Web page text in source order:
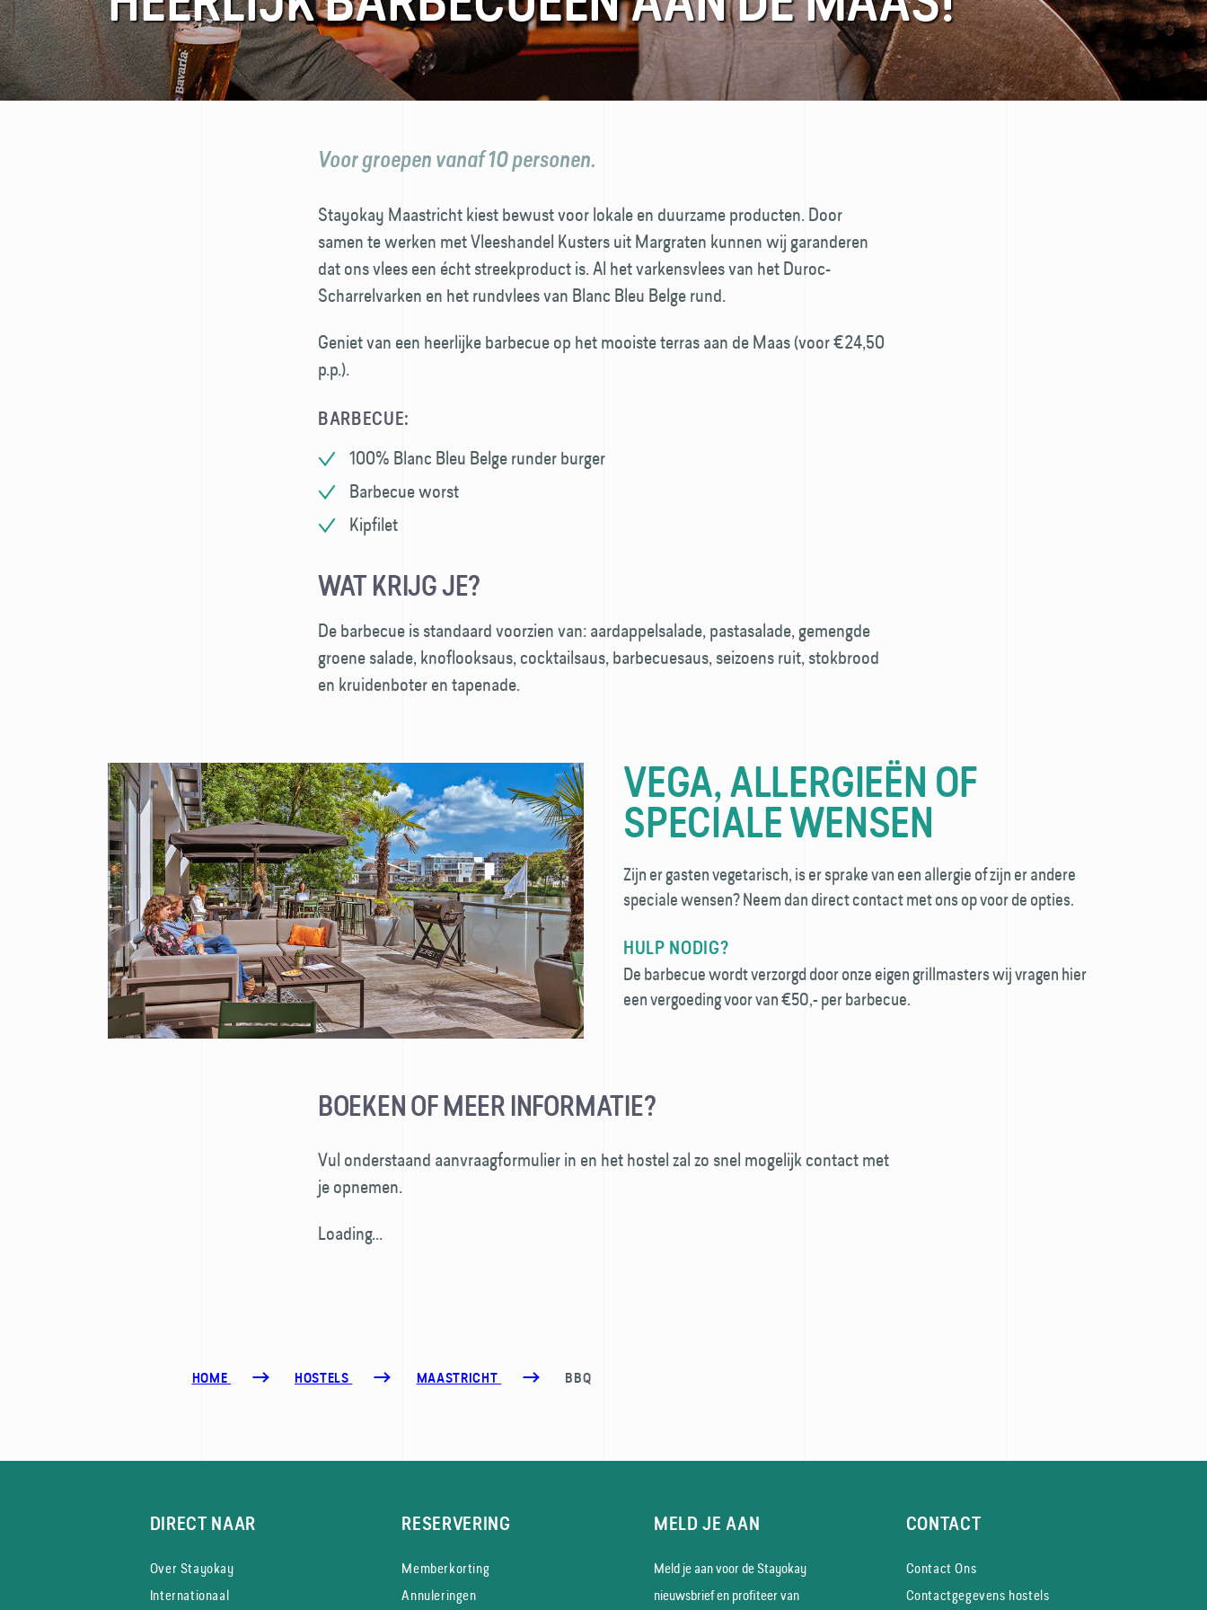
FAQ
Voor groepen vanaf 10 personen.
Stayokay Maastricht kiest bewust voor lokale en duurzame producten. Door
samen te werken met Vleeshandel Kusters uit Margraten kunnen wij garanderen
dat ons vlees een écht streek­product is. Al het varkensvlees van het Duroc-
Scharrelvarken en het rundvlees van Blanc Bleu Belge rund.
Geniet van een heerlijke barbecue op het mooiste terras aan de Maas (voor €24,50
p.p.).
BARBECUE:
100% Blanc Bleu Belge runder burger
Barbecue worst
Kipfilet
WAT KRIJG JE?
De barbecue is standaard voorzien van: aardappel­salade, pasta­salade, gemengde
groene salade, knoflooksaus, cocktail­saus, barbecue­saus, seizoens ruit, stokbrood
en kruiden­boter en tapenade.
VEGA, ALLERGIEËN OF
SPECIALE WENSEN
Zijn er gasten vegetarisch, is er sprake van een allergie of zijn er andere
speciale wensen? Neem dan direct contact met ons op voor de opties.
HULP NODIG?
De barbecue wordt verzorgd door onze eigen grillmasters wij vragen hier
een vergoeding voor van €50,- per barbecue.
BOEKEN OF MEER INFORMATIE?
Vul onderstaand aanvraagformulier in en het hostel zal zo snel mogelijk contact met
je opnemen.
Loading...
HOME HOSTELS MAASTRICHT BBQ
DIRECT NAAR
Over Stayokay
Internationaal
RESERVERING
Memberkorting
Annuleringen
MELD JE AAN
Meld je aan voor de Stayokay
nieuws­brief en profiteer van
CONTACT
Contact Ons
Contactgegevens hostels